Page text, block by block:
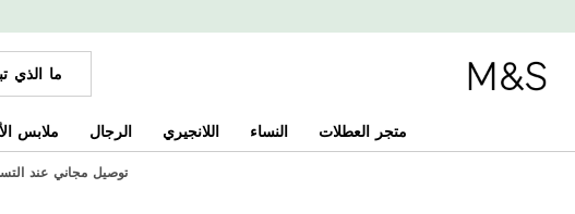
متجر العطلات النساء اللانجيري الرجال ملابس
توصيل مجاني عند التسوق بقيمة